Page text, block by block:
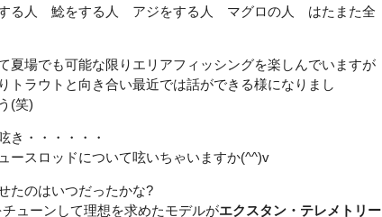
する人 鯰をする人 アジをする人 マグロの人 はたまた全
夏場でも可能な限りエリアフィッシングを楽しんでいますが
トラウトと向き合い最近では話ができる様になりまし
(笑)
き・・・・・・
ースロッドについて呟いちゃいますか(^^)v
たのはいつだったかな?
チューンして理想を求めたモデルがエクスタン・テレメトリー